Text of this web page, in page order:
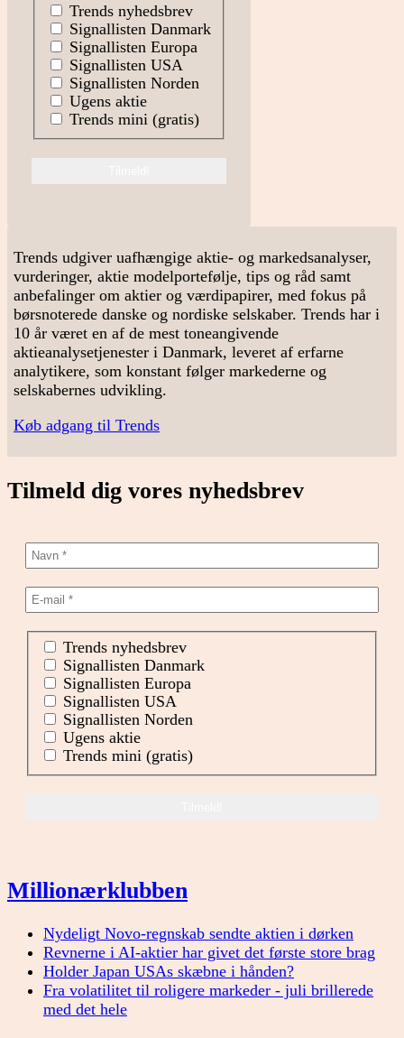
Trends nyhedsbrev
Signallisten Danmark
Signallisten Europa
Signallisten USA
Signallisten Norden
Ugens aktie
Trends mini (gratis)
Trends udgiver uafhængige aktie- og markedsanalyser,
vurderinger, aktie modelportefølje, tips og råd samt
anbefalinger om aktier og værdipapirer, med fokus på
børsnoterede danske og nordiske selskaber. Trends har i
10 år været en af de mest toneangivende
aktieanalysetjenester i Danmark, leveret af erfarne
analytikere, som konstant følger markederne og
selskabernes udvikling.
Køb adgang til Trends
Tilmeld dig vores nyhedsbrev
Trends nyhedsbrev
Signallisten Danmark
Signallisten Europa
Signallisten USA
Signallisten Norden
Ugens aktie
Trends mini (gratis)
Millionærklubben
Nydeligt Novo-regnskab sendte aktien i dørken
Revnerne i AI-aktier har givet det første store brag
Holder Japan USAs skæbne i hånden?
Fra volatilitet til roligere markeder - juli brillerede
med det hele